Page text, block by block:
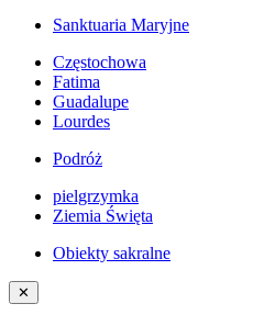
Sanktuaria Maryjne
Częstochowa
Fatima
Guadalupe
Lourdes
Podróż
pielgrzymka
Ziemia Święta
Obiekty sakralne
✕